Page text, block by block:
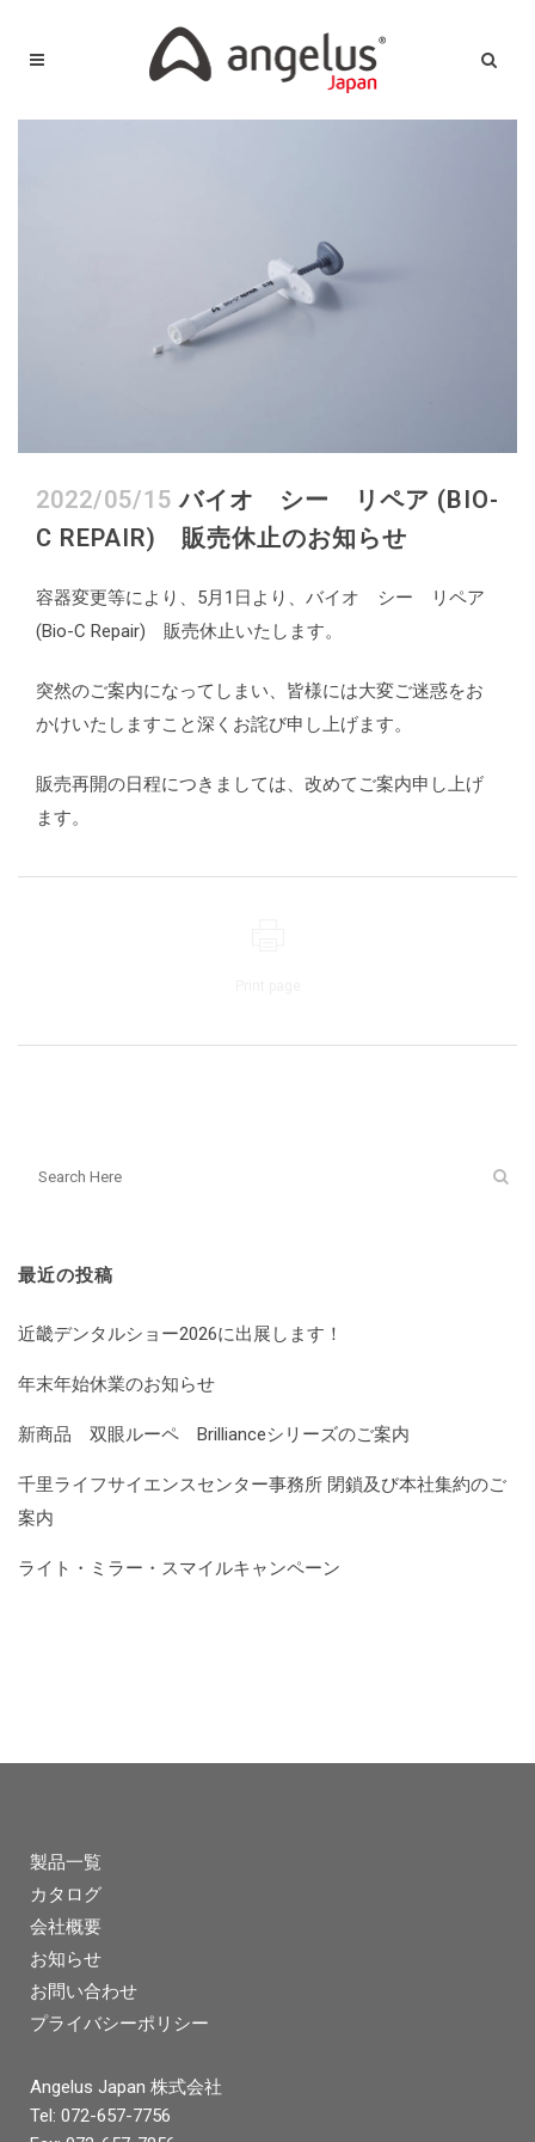
2022/05/15 バイオ シー リペア (BIO-
C REPAIR) 販売休止のお知らせ
容器変更等により、5月1日より、バイオ シー リペア
(Bio-C Repair) 販売休止いたします。
突然のご案内になってしまい、皆様には大変ご迷惑をお
かけいたしますこと深くお詫び申し上げます。
販売再開の日程につきましては、改めてご案内申し上げ
ます。
最近の投稿
近畿デンタルショー2026に出展します！
年末年始休業のお知らせ
新商品 双眼ルーペ Brillianceシリーズのご案内
千里ライフサイエンスセンター事務所 閉鎖及び本社集約のご
案内
ライト・ミラー・スマイルキャンペーン
製品一覧
カタログ
会社概要
お知らせ
お問い合わせ
プライバシーポリシー
Angelus Japan 株式会社
Tel: 072-657-7756